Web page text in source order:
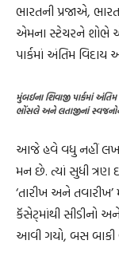
ભારતની પ્રજાએ,
એમના સ્ટેચરને શોભે
પાર્કમાં અંતિમ વિદાય
મુંબઈના શિવાજી પાર્કમાં
ભોંસલે અને લતાજીનાં
આજે હવે વધુ નહીં
મન છે. ત્યાં સુધી ત્રણ
‘તારીખ અને
કૅસેટ્માંથી સીડીનો
આવી ગયો, બસ